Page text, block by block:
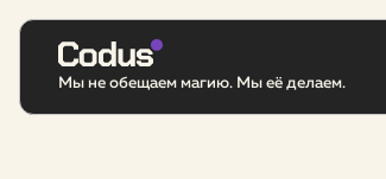
Мы не обещаем магию. Мы её делаем.